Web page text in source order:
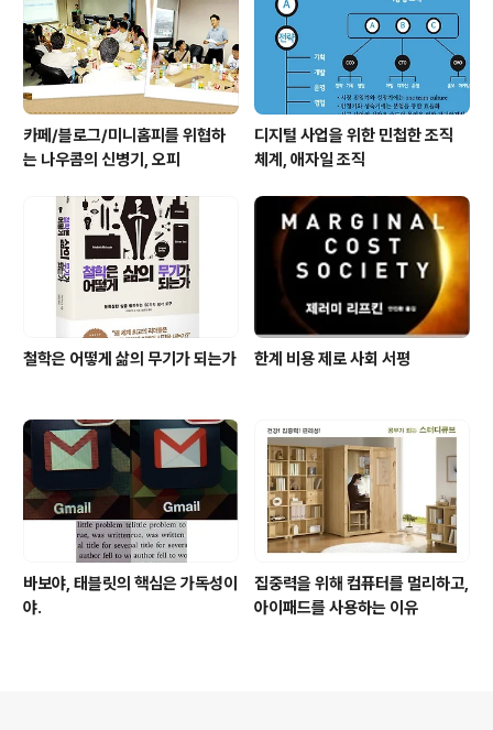
카페/블로그/미니홈피를 위협하
는 나우콤의 신병기, 오피
디지털 사업을 위한 민첩한 조직
체계, 애자일 조직
철학은 어떻게 삶의 무기가 되는가 한계 비용 제로 사회 서평
바보야, 태블릿의 핵심은 가독성이
야.
집중력을 위해 컴퓨터를 멀리하고,
아이패드를 사용하는 이유